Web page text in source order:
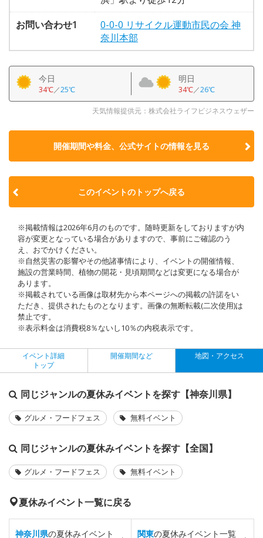
お問い合わせ1
0-0-0 リサイクル運動市民の会 神
奈川本部
今日
34℃／25℃
明日
34℃／26℃
天気情報提供元：株式会社ライフビジネスウェザー
開催期間や料金、公式サイトの情報を見る
このイベントのトップへ戻る
※掲載情報は2026年6月のものです。随時更新をしておりますが内
容が変更となっている場合がありますので、事前にご確認のう
え、おでかけください。
※自然災害の影響やその他諸事情により、イベントの開催情報、
施設の営業時間、植物の開花・見頃期間などは変更になる場合が
あります。
※掲載されている画像は取材先から本ページへの掲載の許諾をい
ただき、提供されたものとなります。画像の無断転載(二次使用)は
禁止です。
※表示料金は消費税8％ないし10％の内税表示です。
イベント詳細
トップ
開催期間など 地図・アクセス
同じジャンルの夏休みイベントを探す【神奈川県】
グルメ・フードフェス 無料イベント
同じジャンルの夏休みイベントを探す【全国】
グルメ・フードフェス 無料イベント
夏休みイベント一覧に戻る
神奈川県の夏休みイベント 関東の夏休みイベント一覧